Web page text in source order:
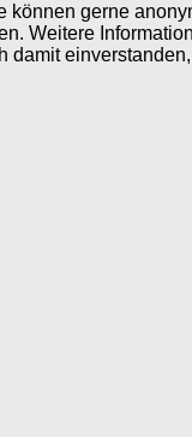
können gerne
Weitere
damit